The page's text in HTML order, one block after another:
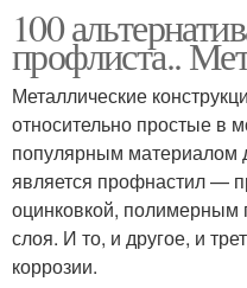
Долговечный забор
Забор из профнастила
100
профлиста..
Металлические
относительно простые в
популярным материалом
является профнастил —
оцинковкой, полимерным
слоя. И то, и другое, и
коррозии.